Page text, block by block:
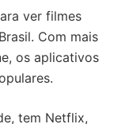
ver filmes
Com mais
os aplicativos
tem Netflix,